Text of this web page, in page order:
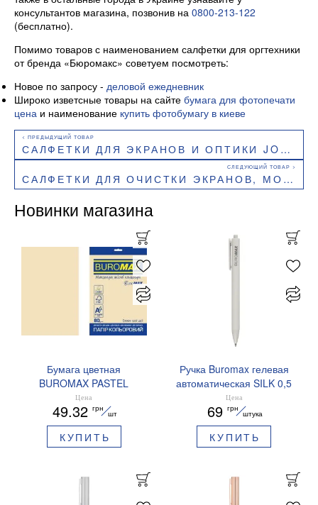
консультантов магазина, позвонив на 0800-213-122
(бесплатно).
Помимо товаров с наименованием салфетки для оргтехники
от бренда «Бюромакс» советуем посмотреть:
Новое по запросу - деловой ежедневник
Широко изветсные товары на сайте бумага для фотопечати
цена и наименование купить фотобумагу в киеве
САЛФЕТКИ ДЛЯ ЭКРАНОВ И ОПТИКИ JOBMAX BUROMAX BM.0802
САЛФЕТКИ ДЛЯ ОЧИСТКИ ЭКРАНОВ, МОНИТОРОВ И ОПТИКИ (СМЕНКА) BUROMAX BM.0802-01
Новинки магазина
Бумага цветная
BUROMAX PASTEL
EUROMAX 20 арк А4 80 г/
мс BM.2721220E-08
Цена
49.32 грн
шт
КУПИТЬ
Ручка Buromax гелевая
автоматическая SILK 0,5
мм синие чернила
BM.83100
Цена
69 грн
штука
КУПИТЬ